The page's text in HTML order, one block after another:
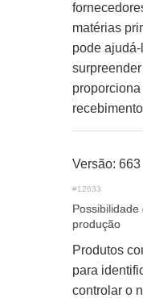
matérias
pode
Versão: 663
#12633
produção
Produtos
para
controlar o